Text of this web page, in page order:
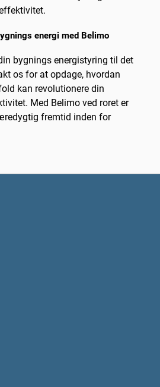
energi med Belimo
bygnings energistyring til det
os for at opdage, hvordan
kan revolutionere din
Med Belimo ved roret er
fremtid inden for